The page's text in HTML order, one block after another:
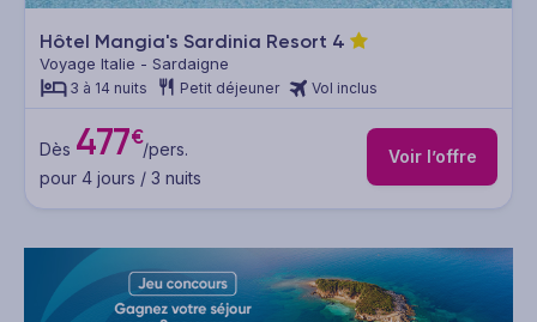
Hôtel Mangia's Sardinia Resort 4
Voyage Italie - Sardaigne
3 à 14 nuits Petit déjeuner Vol inclus
Dès 477€/pers.
pour 4 jours / 3 nuits
Voir l’offre